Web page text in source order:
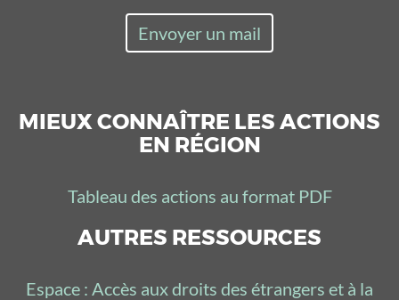
Envoyer un mail
MIEUX CONNAÎTRE LES ACTIONS
EN RÉGION
Tableau des actions au format PDF
AUTRES RESSOURCES
Espace : Accès aux droits des étrangers et à la